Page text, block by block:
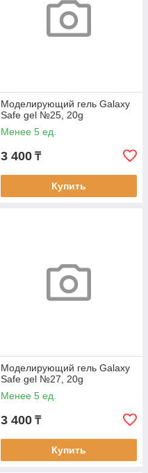
Моделирующий гель Galaxy
Safe gel №25, 20g
Менее 5 ед.
3 400 ₸
Купить
Моделирующий гель Galaxy
Safe gel №27, 20g
Менее 5 ед.
3 400 ₸
Купить